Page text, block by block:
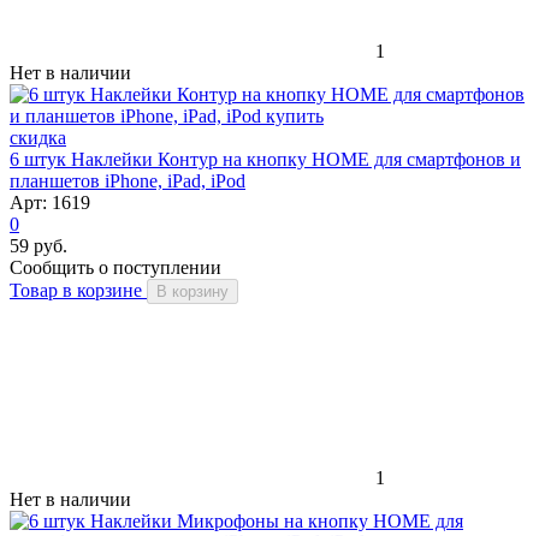
1
Нет в наличии
скидка
6 штук Наклейки Контур на кнопку HOME для смартфонов и
планшетов iPhone, iPad, iPod
Арт: 1619
0
59 руб.
Сообщить о поступлении
Товар в корзине
В корзину
1
Нет в наличии